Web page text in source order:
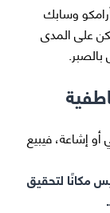
وسابك
على المدى
أو إشاعة، فيبيع
مكانًا لتحقيق